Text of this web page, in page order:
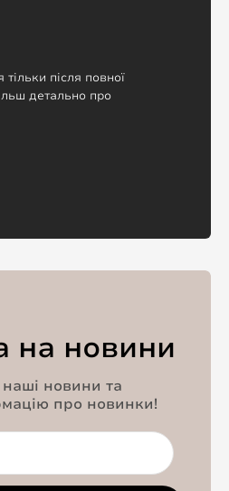
після повної
детально про
на новини
новини та
про новинки!